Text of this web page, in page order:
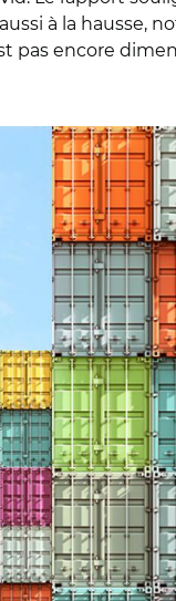
à la hausse,
pas encore